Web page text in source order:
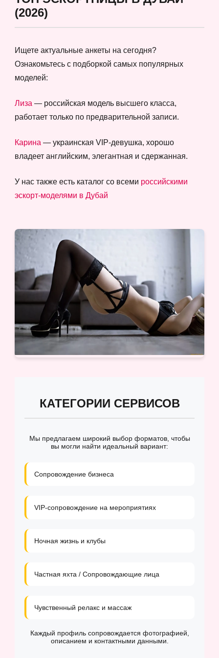
(2026)
Ищете актуальные анкеты на сегодня?
Ознакомьтесь с подборкой самых популярных
моделей:
Лиза — российская модель высшего класса,
работает только по предварительной записи.
Карина — украинская VIP-девушка, хорошо
владеет английским, элегантная и сдержанная.
У нас также есть каталог со всеми российскими
эскорт-моделями в Дубай
КАТЕГОРИИ СЕРВИСОВ
Мы предлагаем широкий выбор форматов, чтобы
вы могли найти идеальный вариант:
Сопровождение бизнеса
VIP-сопровождение на мероприятиях
Ночная жизнь и клубы
Частная яхта / Сопровождающие лица
Чувственный релакс и массаж
Каждый профиль сопровождается фотографией,
описанием и контактными данными.